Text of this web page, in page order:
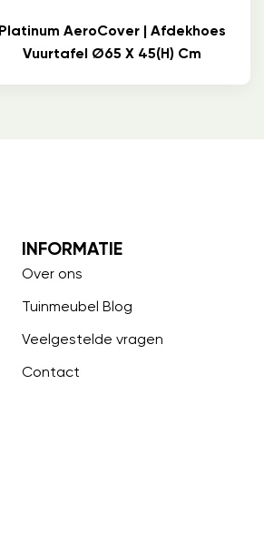
Platinum AeroCover | Afdekhoes
Vuurtafel Ø65 X 45(h) Cm
INFORMATIE
Over ons
Tuinmeubel Blog
Veelgestelde vragen
Contact